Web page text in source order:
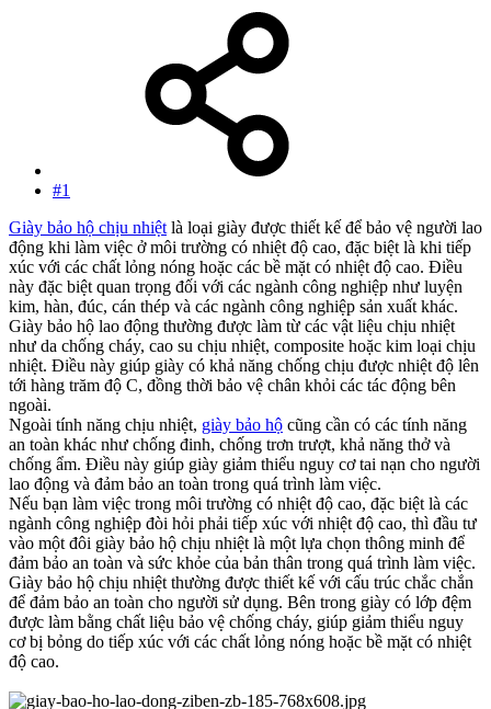
#1
Giày bảo hộ chịu nhiệt là loại giày được thiết kế để bảo vệ người lao
động khi làm việc ở môi trường có nhiệt độ cao, đặc biệt là khi tiếp
xúc với các chất lỏng nóng hoặc các bề mặt có nhiệt độ cao. Điều
này đặc biệt quan trọng đối với các ngành công nghiệp như luyện
kim, hàn, đúc, cán thép và các ngành công nghiệp sản xuất khác.
Giày bảo hộ lao động thường được làm từ các vật liệu chịu nhiệt
như da chống cháy, cao su chịu nhiệt, composite hoặc kim loại chịu
nhiệt. Điều này giúp giày có khả năng chống chịu được nhiệt độ lên
tới hàng trăm độ C, đồng thời bảo vệ chân khỏi các tác động bên
ngoài.
Ngoài tính năng chịu nhiệt, giày bảo hộ cũng cần có các tính năng
an toàn khác như chống đinh, chống trơn trượt, khả năng thở và
chống ẩm. Điều này giúp giày giảm thiểu nguy cơ tai nạn cho người
lao động và đảm bảo an toàn trong quá trình làm việc.
Nếu bạn làm việc trong môi trường có nhiệt độ cao, đặc biệt là các
ngành công nghiệp đòi hỏi phải tiếp xúc với nhiệt độ cao, thì đầu tư
vào một đôi giày bảo hộ chịu nhiệt là một lựa chọn thông minh để
đảm bảo an toàn và sức khỏe của bản thân trong quá trình làm việc.
Giày bảo hộ chịu nhiệt thường được thiết kế với cấu trúc chắc chắn
để đảm bảo an toàn cho người sử dụng. Bên trong giày có lớp đệm
được làm bằng chất liệu bảo vệ chống cháy, giúp giảm thiểu nguy
cơ bị bỏng do tiếp xúc với các chất lỏng nóng hoặc bề mặt có nhiệt
độ cao.